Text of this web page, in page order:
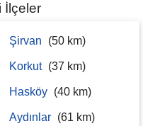
İlçeler
Şirvan (50 km)
Korkut (37 km)
Hasköy (40 km)
Aydınlar (61 km)